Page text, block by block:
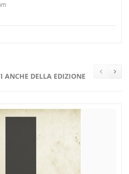
ANCHE DELLA EDIZIONE